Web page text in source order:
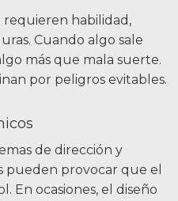
habilidad,
Cuando algo sale
más que mala suerte.
por peligros evitables.
de dirección y
pueden provocar que el
En ocasiones, el diseño